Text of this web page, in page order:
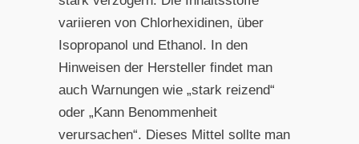
variieren von Chlorhexidinen, über
Isopropanol und Ethanol. In den
Hinweisen der Hersteller findet man
auch Warnungen wie „stark reizend“
oder „Kann Benommenheit
verursachen“. Dieses Mittel sollte man